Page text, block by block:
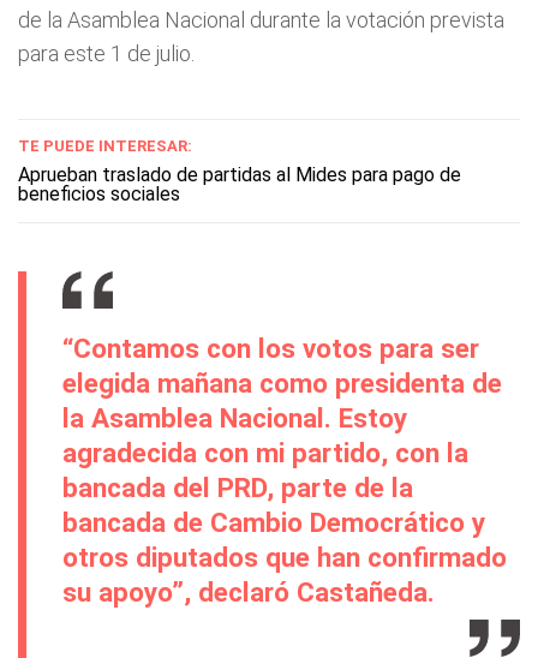
de la Asamblea Nacional durante la votación prevista
para este 1 de julio.
TE PUEDE INTERESAR:
Aprueban traslado de partidas al Mides para pago de
beneficios sociales
“Contamos con los votos para ser
elegida mañana como presidenta de
la Asamblea Nacional. Estoy
agradecida con mi partido, con la
bancada del PRD, parte de la
bancada de Cambio Democrático y
otros diputados que han confirmado
su apoyo”, declaró Castañeda.